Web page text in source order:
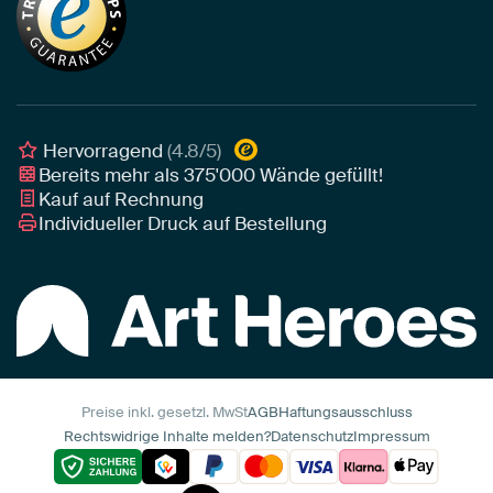
Leinwand
Leinwand für draußen
Tipps von unseren Botschaftern
Individuelle Einrichtungsberatung
Unser Team
Botschafter
Awards und Preise
Art Heroes App
Hervorragend(4.8/5)
Bereits mehr als375'000Wände gefüllt!
Kauf auf Rechnung
Individueller Druck auf Bestellung
Preise inkl. gesetzl. MwStAGBHaftungsausschluss
Rechtswidrige Inhalte melden?DatenschutzImpressum